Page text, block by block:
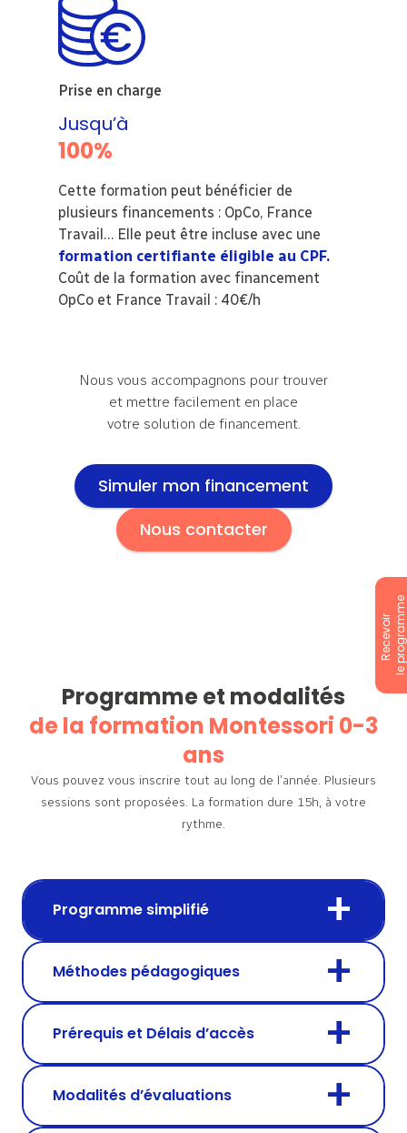
Prise en charge
Jusqu’à
100%
Cette formation peut bénéficier de
plusieurs financements : OpCo, France
Travail… Elle peut être incluse avec une
formation certifiante éligible au CPF.
Coût de la formation avec financement
OpCo et France Travail : 40€/h
Nous vous accompagnons pour trouver
et mettre facilement en place
votre solution de financement.
Nous contacter
Simuler mon financement
Programme et modalités
de la formation Montessori 0-3
ans
Vous pouvez vous inscrire tout au long de l’année. Plusieurs
sessions sont proposées. La formation dure 15h, à votre
rythme.
Programme simplifié
Méthodes pédagogiques
Prérequis et Délais d’accès
Modalités d’évaluations
Recevoirle programme